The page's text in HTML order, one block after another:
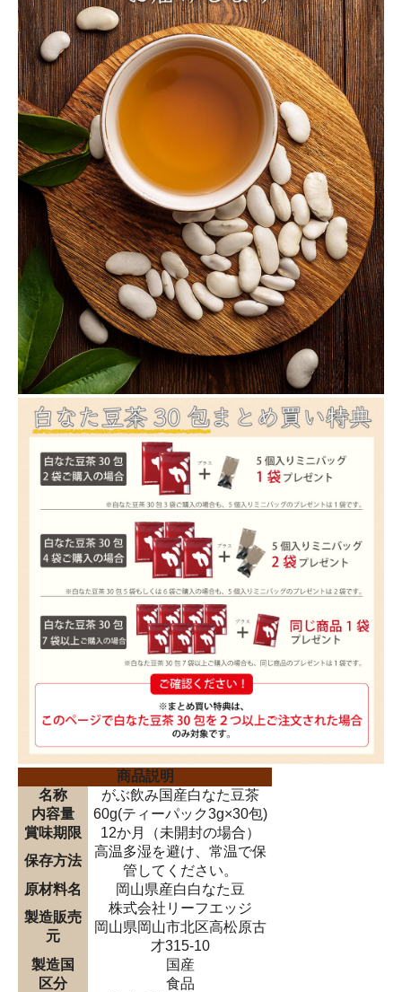
商品説明
名称
がぶ飲み国産白なた豆茶
内容量
60g(ティーパック3g×30包)
賞味期限
12か月（未開封の場合）
保存方法
高温多湿を避け、常温で保
管してください。
原材料名
岡山県産白白なた豆
製造販売
元
株式会社リーフエッジ
岡山県岡山市北区高松原古
才315-10
製造国
国産
区分
食品